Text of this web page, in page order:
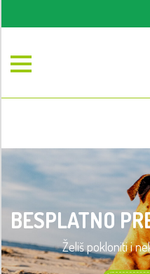
BESPLATNO
Želiš pokloniti i